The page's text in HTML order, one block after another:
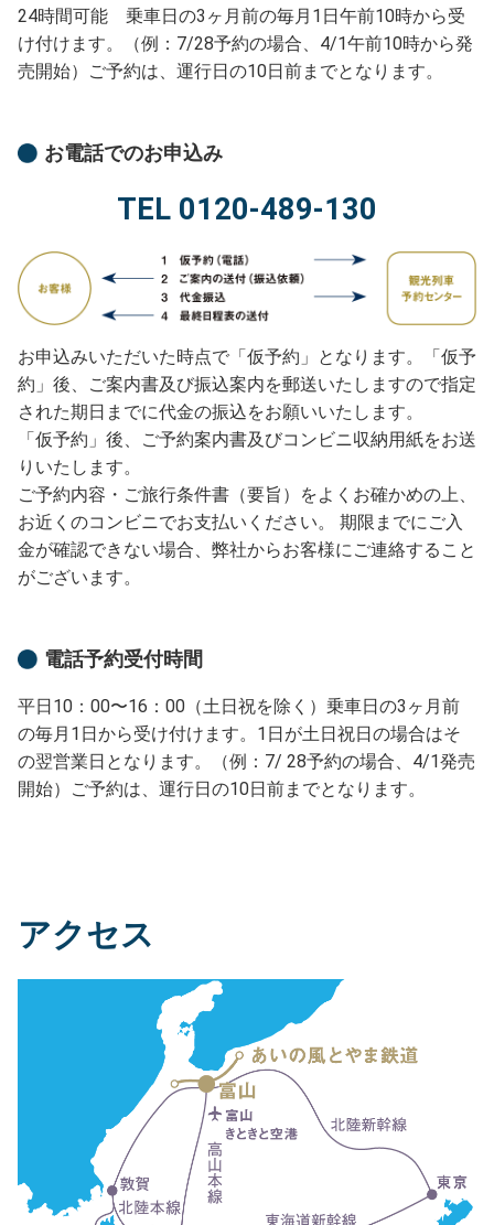
24時間可能 乗車日の3ヶ月前の毎月1日午前10時から受
け付けます。（例：7/28予約の場合、4/1午前10時から発
売開始）ご予約は、運行日の10日前までとなります。
お電話でのお申込み
TEL 0120-489-130
お申込みいただいた時点で「仮予約」となります。「仮予
約」後、ご案内書及び振込案内を郵送いたしますので指定
された期日までに代金の振込をお願いいたします。
「仮予約」後、ご予約案内書及びコンビニ収納用紙をお送
りいたします。
ご予約内容・ご旅行条件書（要旨）をよくお確かめの上、
お近くのコンビニでお支払いください。 期限までにご入
金が確認できない場合、弊社からお客様にご連絡すること
がございます。
電話予約受付時間
平日10：00〜16：00（土日祝を除く）乗車日の3ヶ月前
の毎月1日から受け付けます。1日が土日祝日の場合はそ
の翌営業日となります。（例：7/ 28予約の場合、4/1発売
開始）ご予約は、運行日の10日前までとなります。
アクセス